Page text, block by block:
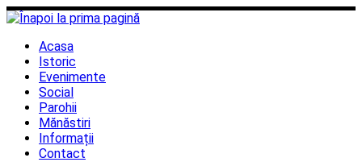
Sari
la
conținutAcasa
Istoric
Evenimente
Social
Parohii
Mănăstiri
Informații
Contact